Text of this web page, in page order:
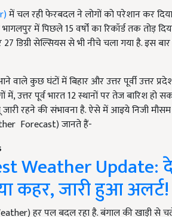
में चल रही फेरबदल ने लोगों को परेशान कर
में पिछले 15 वर्षों का रिकॉर्ड तक तोड़
डिग्री सेल्सियस से भी नीचे चला गया है. इस
वाले कुछ घंटों में बिहार और उत्तर पूर्वी उत्तर
में, उत्तर पूर्व भारत 12 स्थानों पर तेज बारिश
रहने की संभावना है. ऐसे में आइये निजी
Forecast) जानते हैं-
Weather Update:
कहर, जारी हुआ अलर्ट!
हर पल बदल रहा है. बंगाल की खाड़ी से